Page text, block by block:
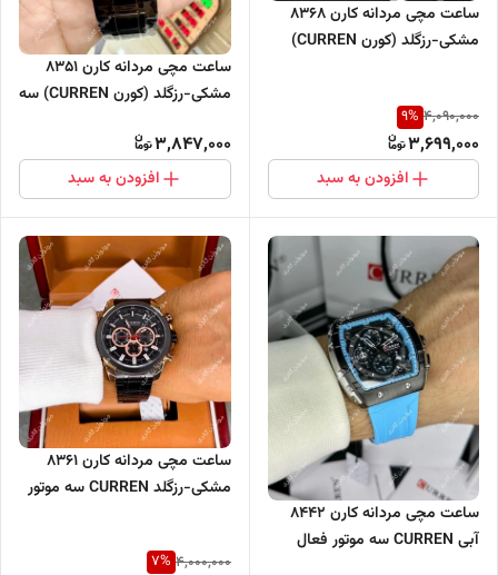
ساعت مچی مردانه کارن 8368
مشکی-رزگلد (کورن CURREN)
4,090,000
9%
3,699,000
افزودن به سبد
ساعت مچی مردانه کارن 8351
مشکی-رزگلد (کورن CURREN) سه
3,847,000
افزودن به سبد
ساعت مچی مردانه کارن 8442
آبی CURREN سه موتور فعال
ساعت مچی مردانه کارن 8361
مشکی-رزگلد CURREN سه موتور
4,000,000
7%